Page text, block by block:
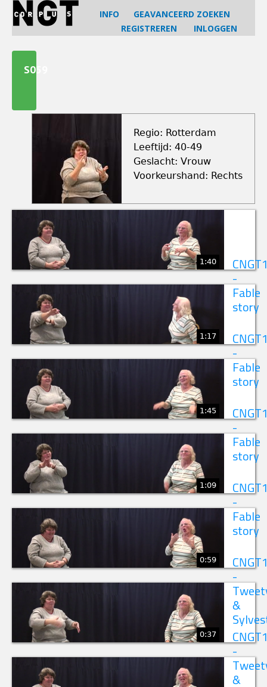
Jump
navigation
INFO
GEAVANCEERD ZOEKEN
REGISTREREN
INLOGGEN
topS059
Regio: Rotterdam
Leeftijd: 40-49
Geslacht: Vrouw
Voorkeurshand: Rechts
1:40
-
Fable
story
1:17
-
Fable
story
1:45
-
Fable
story
1:09
-
Fable
story
0:59
-
&
0:37
-
&